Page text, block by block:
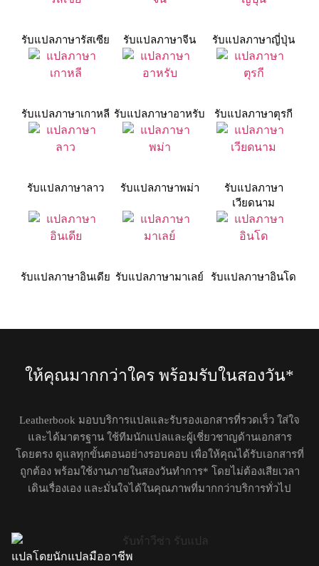
รับแปลภาษารัสเซีย รับแปลภาษาจีน รับแปลภาษาญี่ปุ่น
รับแปลภาษาเกาหลี รับแปลภาษาอาหรับ รับแปลภาษาตุรกี
รับแปลภาษาลาว รับแปลภาษาพม่า
รับแปลภาษา
เวียดนาม
รับแปลภาษาอินเดีย รับแปลภาษามาเลย์ รับแปลภาษาอินโด
ให้คุณมากกว่าใคร พร้อมรับในสองวัน*
Leatherbook มอบบริการแปลและรับรองเอกสารที่รวดเร็ว ใส่ใจ
และได้มาตรฐาน ใช้ทีมนักแปลและผู้เชี่ยวชาญด้านเอกสาร
โดยตรง ดูแลทุกขั้นตอนอย่างรอบคอบ เพื่อให้คุณได้รับเอกสารที่
ถูกต้อง พร้อมใช้งานภายในสองวันทำการ* โดยไม่ต้องเสียเวลา
เดินเรื่องเอง และมั่นใจได้ในคุณภาพที่มากกว่าบริการทั่วไป
แปลโดยนักแปลมืออาชีพ